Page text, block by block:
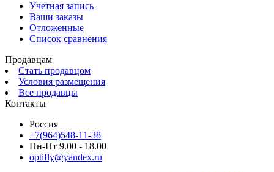
Учетная запись
Ваши заказы
Отложенные
Список сравнения
Продавцам
Стать продавцом
Условия размещения
Все продавцы
Контакты
Россия
+7(964)548-11-38
Пн-Пт 9.00 - 18.00
optifly@yandex.ru